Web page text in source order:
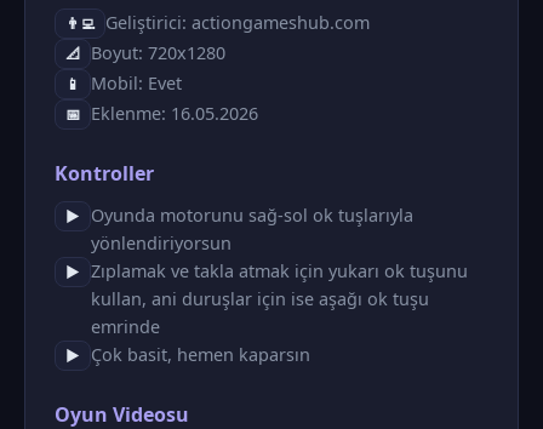
👨‍💻 Geliştirici: actiongameshub.com
📐 Boyut: 720x1280
📱 Mobil: Evet
📅 Eklenme: 16.05.2026
Kontroller
▶
Oyunda motorunu sağ-sol ok tuşlarıyla
yönlendiriyorsun
▶ Zıplamak ve takla atmak için yukarı ok tuşunu
kullan, ani duruşlar için ise aşağı ok tuşu
emrinde
▶ Çok basit, hemen kaparsın
Oyun Videosu